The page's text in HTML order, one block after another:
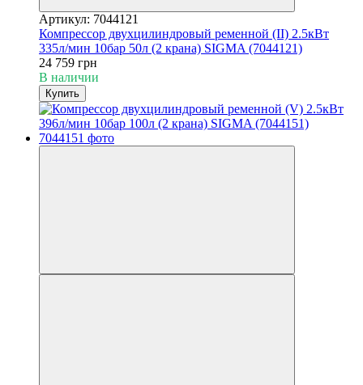
Артикул: 7044121
Компрессор двухцилиндровый ременной (II) 2.5кВт
335л/мин 10бар 50л (2 крана) SIGMA (7044121)
24 759 грн
В наличии
Купить